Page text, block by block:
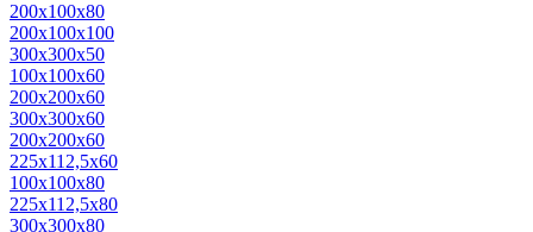
200x100x80
200x100x100
300x300x50
100x100x60
200x200x60
300x300x60
200x200x60
225x112,5x60
100x100x80
225x112,5x80
300x300x80